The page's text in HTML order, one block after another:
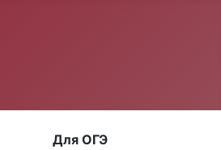
Для ОГЭ